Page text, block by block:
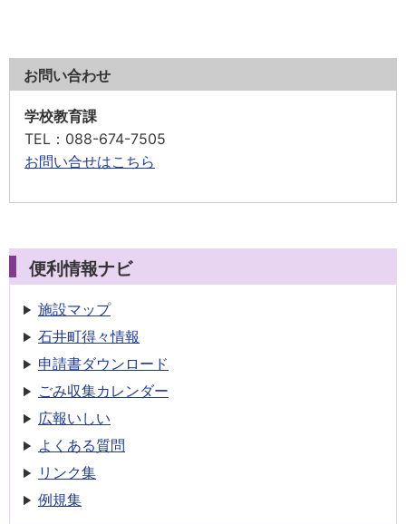
お問い合わせ
学校教育課
TEL ：088-674-7505
お問い合せはこちら
便利情報ナビ
施設マップ
石井町得々情報
申請書ダウンロード
ごみ収集カレンダー
広報いしい
よくある質問
リンク集
例規集